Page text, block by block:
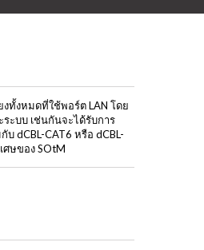
งทั้งหมดที่ใช้พอร์ต LAN โดย
ะบบ เช่นกันจะได้รับการ
dCBL-CAT6 หรือ dCBL-
ศษของ SOtM